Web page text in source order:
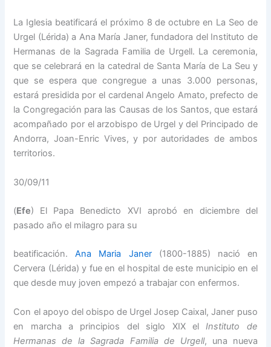
La Iglesia beatificará el próximo 8 de octubre en La Seo de
Urgel (Lérida) a Ana María Janer, fundadora del Instituto de
Hermanas de la Sagrada Familia de Urgell. La ceremonia,
que se celebrará en la catedral de Santa María de La Seu y
que se espera que congregue a unas 3.000 personas,
estará presidida por el cardenal Angelo Amato, prefecto de
la Congregación para las Causas de los Santos, que estará
acompañado por el arzobispo de Urgel y del Principado de
Andorra, Joan-Enric Vives, y por autoridades de ambos
territorios.
30/09/11
(Efe) El Papa Benedicto XVI aprobó en diciembre del
pasado año el milagro para su
beatificación.Ana Maria Janer(1800-1885) nació en
Cervera (Lérida) y fue en el hospital de este municipio en el
que desde muy joven empezó a trabajar con enfermos.
Con el apoyo del obispo de Urgel Josep Caixal, Janer puso
en marcha a principios del siglo XIX elInstituto de
Hermanas de la Sagrada Familia de Urgell, una nueva